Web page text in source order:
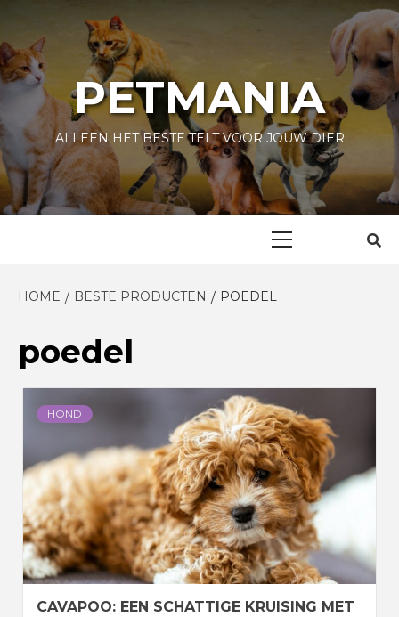
content
PETMANIA
ALLEEN HET BESTE TELT VOOR JOUW DIER
HOME BESTE PRODUCTEN POEDEL
poedel
HOND
CAVAPOO: EEN SCHATTIGE KRUISING MET